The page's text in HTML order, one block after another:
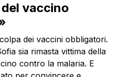
vaccino
dei vaccini obbligatori.
sia rimasta vittima della
contro la malaria. E